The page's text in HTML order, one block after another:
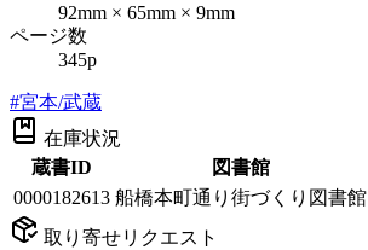
92mm × 65mm × 9mm
ページ数
345p
#宮本/武蔵
在庫状況
蔵書ID
図書館
0000182613 船橋本町通り街づくり図書館
取り寄せリクエスト